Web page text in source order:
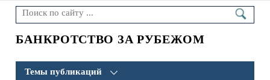
БАНКРОТСТВО ЗА РУБЕЖОМ
Темы публикаций